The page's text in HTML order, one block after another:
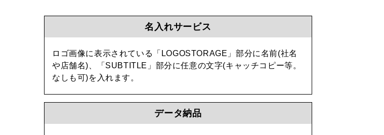
名入れサービス
ロゴ画像に表示されている「LOGOSTORAGE」部分に名前(社名
や店舗名)、「SUBTITLE」部分に任意の文字(キャッチコピー等。
なしも可)を入れます。
データ納品